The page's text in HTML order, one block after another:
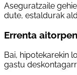
Aseguratzaile
dute, estaldurak
Errenta
Bai, hipotekarekin
gastu